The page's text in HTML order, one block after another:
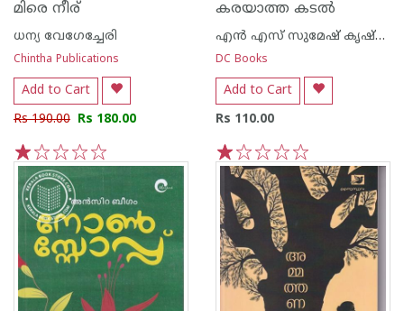
മിരെ നീര്
ധന്യ വേഗേച്ചേരി
Chintha Publications
Add to Cart
Rs 190.00 Rs 180.00
5
4
3
2
1
കരയാത്ത കടല്‍
എന്‍ എസ് സുമേഷ് കൃഷ്ണന്‍
DC Books
Add to Cart
Rs 110.00
5
4
3
2
1